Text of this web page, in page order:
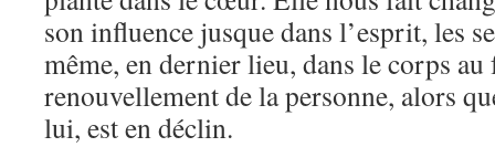
son influence jusque dans l’esprit, les
même, en dernier lieu, dans le corps
renouvellement de la personne, alors
lui, est en déclin.